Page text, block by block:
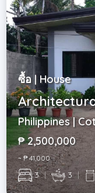
ซื้อ | House
Philippines |
₱ 2,500,000
~ ₱ 41,000
3 | 3 |